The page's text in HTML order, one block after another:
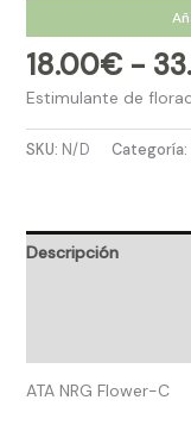
18.00€ -
Estimulante de
SKU: N/D Categoría:
Descripción
ATA NRG Flower-C